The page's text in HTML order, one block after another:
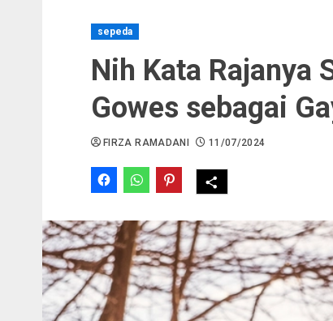
sepeda
Nih Kata Rajanya
Gowes sebagai
FIRZA RAMADANI 11/07/2024